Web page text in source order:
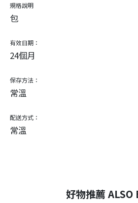
規格說明
包
有效日期：
24個月
保存方法：
常溫
配送方式：
常溫
好物推薦 ALSO